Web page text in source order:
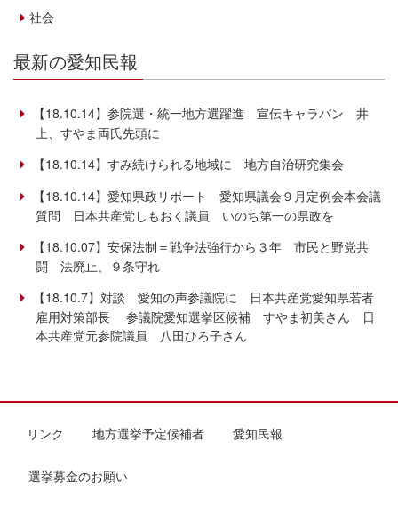
社会
最新の愛知民報
【18.10.14】参院選・統一地方選躍進 宣伝キャラバン 井
上、すやま両氏先頭に
【18.10.14】すみ続けられる地域に 地方自治研究集会
【18.10.14】愛知県政リポート 愛知県議会９月定例会本会議
質問 日本共産党しもおく議員 いのち第一の県政を
【18.10.07】安保法制＝戦争法強行から３年 市民と野党共
闘 法廃止、９条守れ
【18.10.7】対談 愛知の声参議院に 日本共産党愛知県若者
雇用対策部長 参議院愛知選挙区候補 すやま初美さん 日
本共産党元参院議員 八田ひろ子さん
リンク 地方選挙予定候補者 愛知民報
選挙募金のお願い